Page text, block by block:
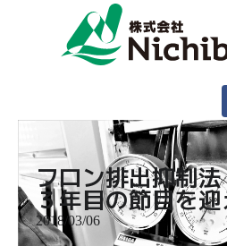
フロン排出抑制
３年目の節目を
2018/03/06